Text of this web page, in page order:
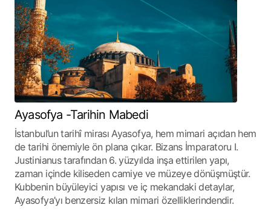
Ayasofya -Tarihin Mabedi
İstanbul’un tarihî mirası Ayasofya, hem mimari açıdan hem
de tarihi önemiyle ön plana çıkar. Bizans İmparatoru I.
Justinianus tarafından 6. yüzyılda inşa ettirilen yapı,
zaman içinde kiliseden camiye ve müzeye dönüşmüştür.
Kubbenin büyüleyici yapısı ve iç mekandaki detaylar,
Ayasofya’yı benzersiz kılan mimari özelliklerindendir.